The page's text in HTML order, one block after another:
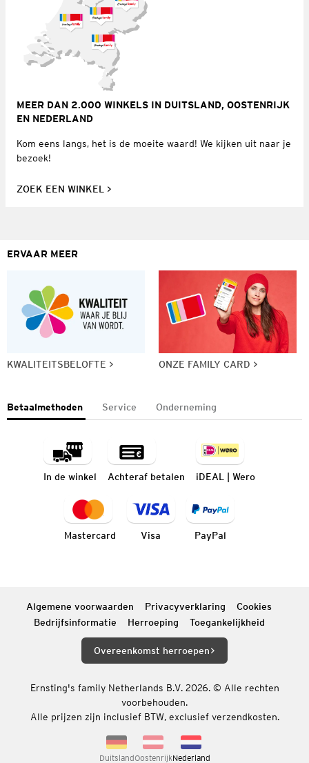
MEER DAN 2.000 WINKELS IN DUITSLAND, OOSTENRIJK
EN NEDERLAND
Kom eens langs, het is de moeite waard! We kijken uit naar je
bezoek!
ZOEK EEN WINKEL
ERVAAR MEER
KWALITEITSBELOFTE ONZE FAMILY CARD
Betaalmethoden Service Onderneming
In de winkel Achteraf betalen iDEAL | Wero
Mastercard Visa PayPal
Algemene voorwaarden Privacyverklaring
Cookies
Bedrijfsinformatie
Herroeping Toegankelijkheid
Overeenkomst herroepen
Ernsting's family Netherlands B.V. 2026. © Alle rechten
voorbehouden.
Alle prijzen zijn inclusief BTW, exclusief verzendkosten.
DuitslandOostenrijkNederland